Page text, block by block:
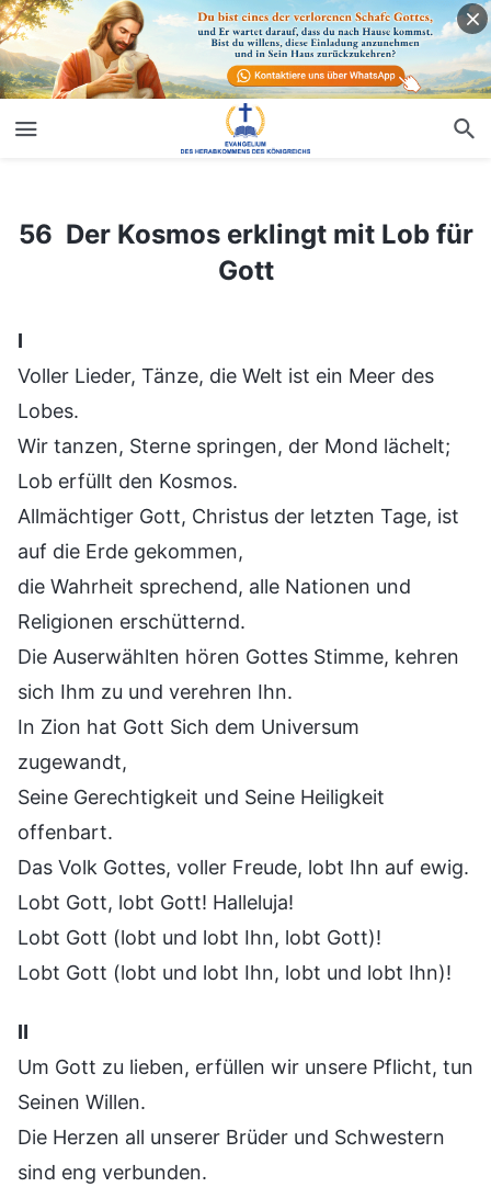
56 Der Kosmos erklingt mit Lob für Gott
56 Der Kosmos erklingt mit Lob für
Gott
Ⅰ
Voller Lieder, Tänze, die Welt ist ein Meer des
Lobes.
Wir tanzen, Sterne springen, der Mond lächelt;
Lob erfüllt den Kosmos.
Allmächtiger Gott, Christus der letzten Tage, ist
auf die Erde gekommen,
die Wahrheit sprechend, alle Nationen und
Religionen erschütternd.
Die Auserwählten hören Gottes Stimme, kehren
sich Ihm zu und verehren Ihn.
In Zion hat Gott Sich dem Universum
zugewandt,
Seine Gerechtigkeit und Seine Heiligkeit
offenbart.
Das Volk Gottes, voller Freude, lobt Ihn auf ewig.
Lobt Gott, lobt Gott! Halleluja!
Lobt Gott (lobt und lobt Ihn, lobt Gott)!
Lobt Gott (lobt und lobt Ihn, lobt und lobt Ihn)!
Ⅱ
Um Gott zu lieben, erfüllen wir unsere Pflicht, tun
Seinen Willen.
Die Herzen all unserer Brüder und Schwestern
sind eng verbunden.